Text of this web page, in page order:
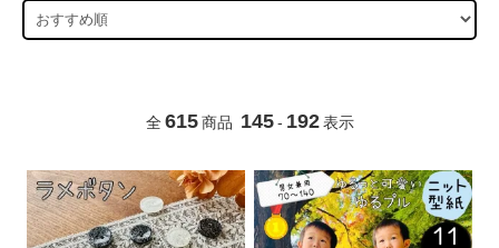
全 615 商品 145 - 192 表示